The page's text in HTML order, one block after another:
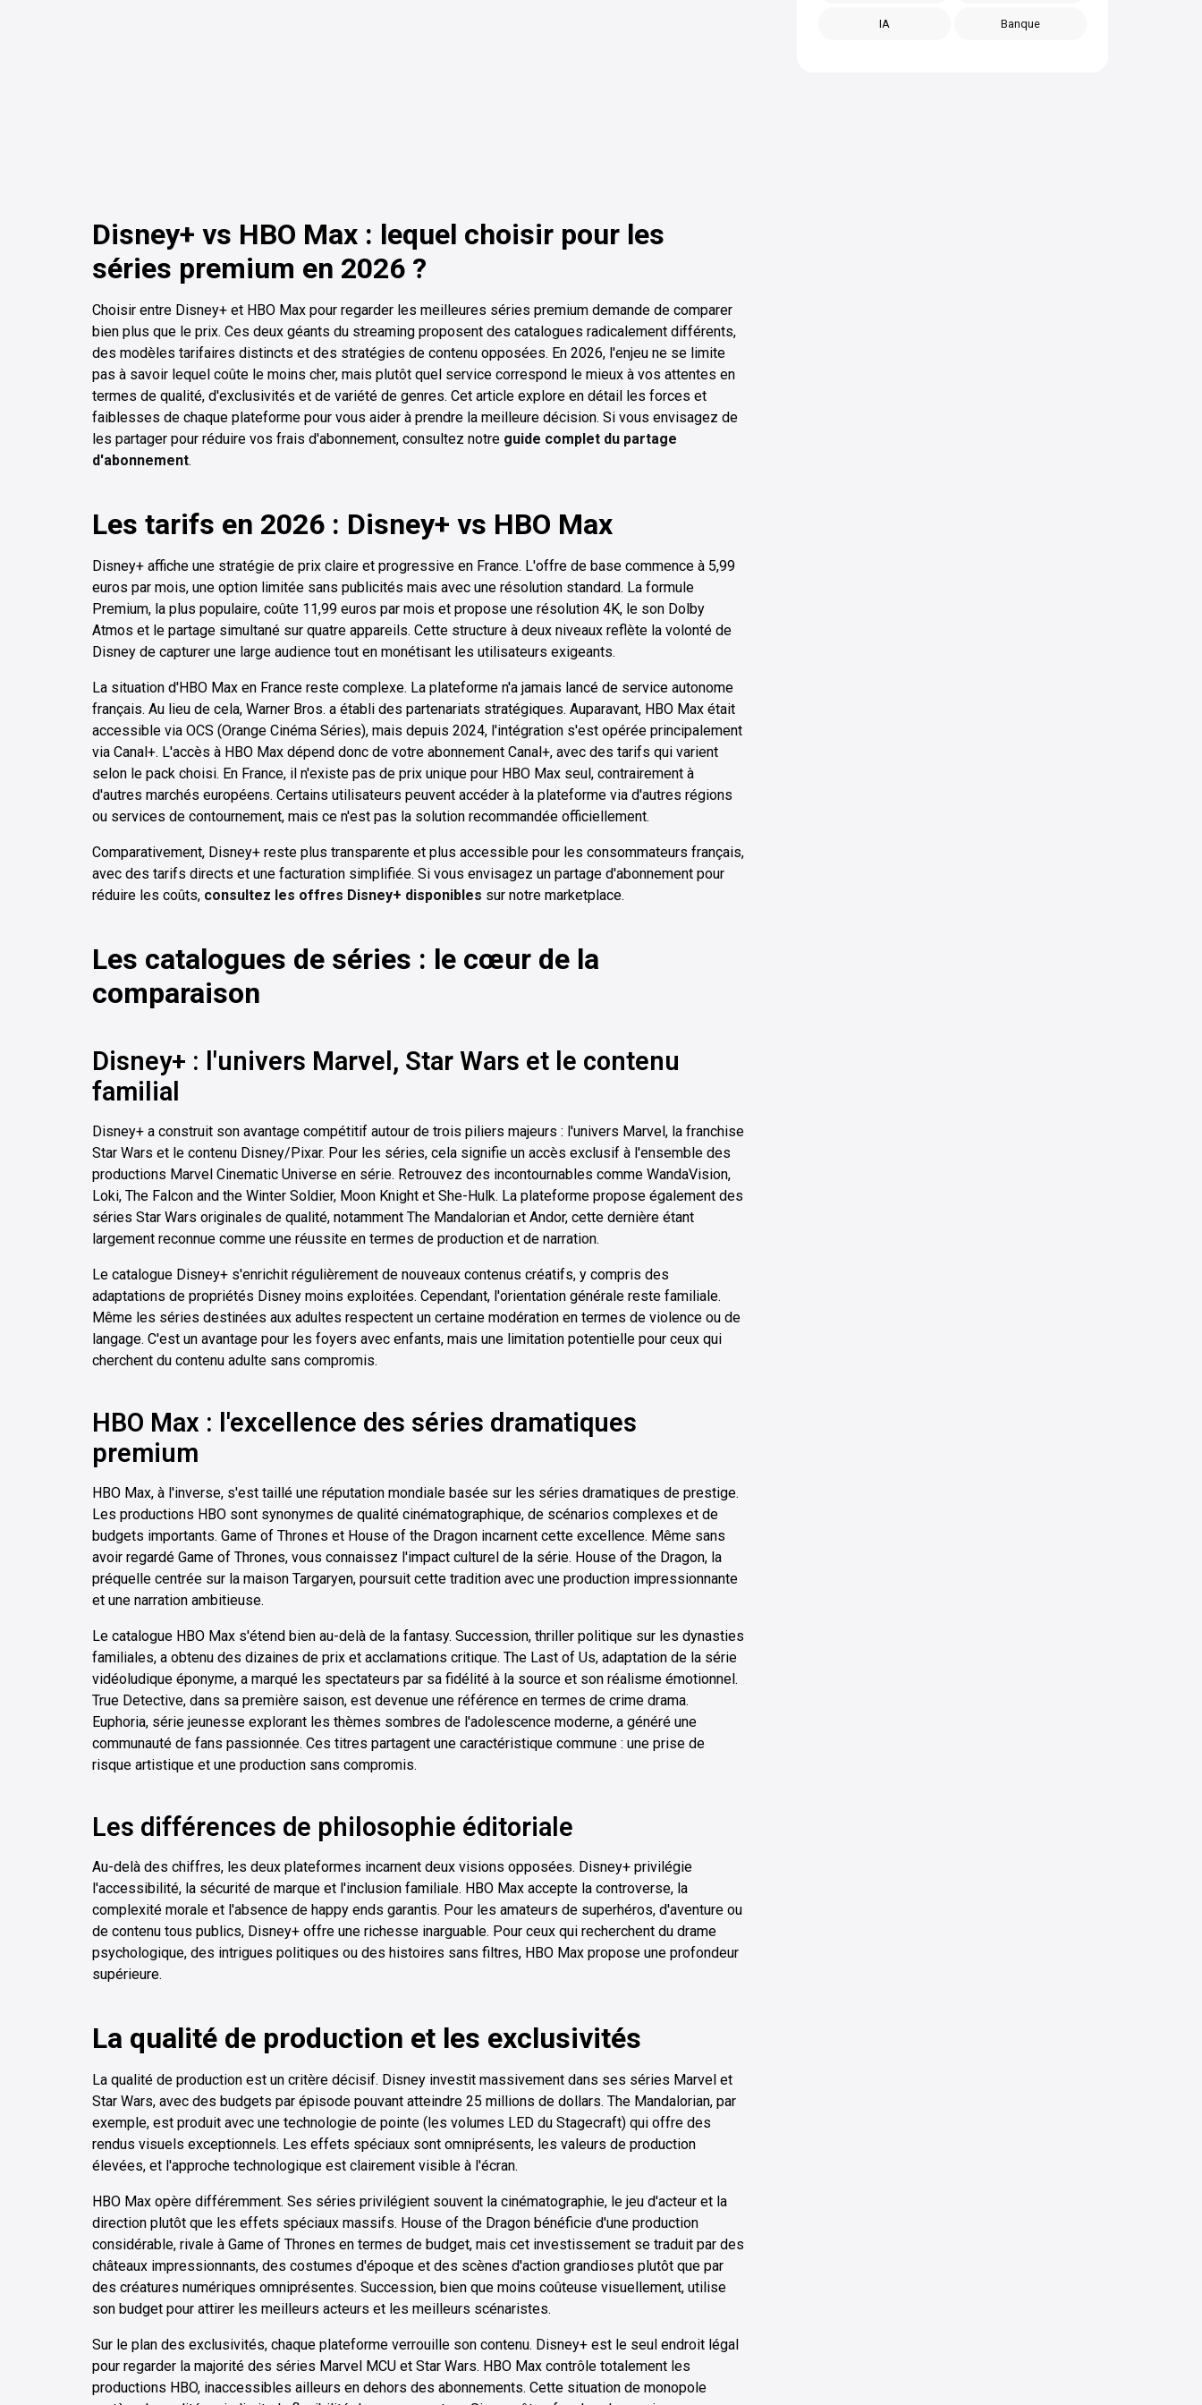
Disney+ vs HBO Max : lequel choisir pour les
séries premium en 2026 ?
Choisir entre Disney+ et HBO Max pour regarder les meilleures séries premium demande de comparer
bien plus que le prix. Ces deux géants du streaming proposent des catalogues radicalement différents,
des modèles tarifaires distincts et des stratégies de contenu opposées. En 2026, l'enjeu ne se limite
pas à savoir lequel coûte le moins cher, mais plutôt quel service correspond le mieux à vos attentes en
termes de qualité, d'exclusivités et de variété de genres. Cet article explore en détail les forces et
faiblesses de chaque plateforme pour vous aider à prendre la meilleure décision. Si vous envisagez de
les partager pour réduire vos frais d'abonnement, consultez notre guide complet du partage
d'abonnement.
Les tarifs en 2026 : Disney+ vs HBO Max
Disney+ affiche une stratégie de prix claire et progressive en France. L'offre de base commence à 5,99
euros par mois, une option limitée sans publicités mais avec une résolution standard. La formule
Premium, la plus populaire, coûte 11,99 euros par mois et propose une résolution 4K, le son Dolby
Atmos et le partage simultané sur quatre appareils. Cette structure à deux niveaux reflète la volonté de
Disney de capturer une large audience tout en monétisant les utilisateurs exigeants.
La situation d'HBO Max en France reste complexe. La plateforme n'a jamais lancé de service autonome
français. Au lieu de cela, Warner Bros. a établi des partenariats stratégiques. Auparavant, HBO Max était
accessible via OCS (Orange Cinéma Séries), mais depuis 2024, l'intégration s'est opérée principalement
via Canal+. L'accès à HBO Max dépend donc de votre abonnement Canal+, avec des tarifs qui varient
selon le pack choisi. En France, il n'existe pas de prix unique pour HBO Max seul, contrairement à
d'autres marchés européens. Certains utilisateurs peuvent accéder à la plateforme via d'autres régions
ou services de contournement, mais ce n'est pas la solution recommandée officiellement.
Comparativement, Disney+ reste plus transparente et plus accessible pour les consommateurs français,
avec des tarifs directs et une facturation simplifiée. Si vous envisagez un partage d'abonnement pour
réduire les coûts, consultez les offres Disney+ disponibles sur notre marketplace.
Les catalogues de séries : le cœur de la
comparaison
Disney+ : l'univers Marvel, Star Wars et le contenu
familial
Disney+ a construit son avantage compétitif autour de trois piliers majeurs : l'univers Marvel, la franchise
Star Wars et le contenu Disney/Pixar. Pour les séries, cela signifie un accès exclusif à l'ensemble des
productions Marvel Cinematic Universe en série. Retrouvez des incontournables comme WandaVision,
Loki, The Falcon and the Winter Soldier, Moon Knight et She-Hulk. La plateforme propose également des
séries Star Wars originales de qualité, notamment The Mandalorian et Andor, cette dernière étant
largement reconnue comme une réussite en termes de production et de narration.
Le catalogue Disney+ s'enrichit régulièrement de nouveaux contenus créatifs, y compris des
adaptations de propriétés Disney moins exploitées. Cependant, l'orientation générale reste familiale.
Même les séries destinées aux adultes respectent un certaine modération en termes de violence ou de
langage. C'est un avantage pour les foyers avec enfants, mais une limitation potentielle pour ceux qui
cherchent du contenu adulte sans compromis.
HBO Max : l'excellence des séries dramatiques
premium
HBO Max, à l'inverse, s'est taillé une réputation mondiale basée sur les séries dramatiques de prestige.
Les productions HBO sont synonymes de qualité cinématographique, de scénarios complexes et de
budgets importants. Game of Thrones et House of the Dragon incarnent cette excellence. Même sans
avoir regardé Game of Thrones, vous connaissez l'impact culturel de la série. House of the Dragon, la
préquelle centrée sur la maison Targaryen, poursuit cette tradition avec une production impressionnante
et une narration ambitieuse.
Le catalogue HBO Max s'étend bien au-delà de la fantasy. Succession, thriller politique sur les dynasties
familiales, a obtenu des dizaines de prix et acclamations critique. The Last of Us, adaptation de la série
vidéoludique éponyme, a marqué les spectateurs par sa fidélité à la source et son réalisme émotionnel.
True Detective, dans sa première saison, est devenue une référence en termes de crime drama.
Euphoria, série jeunesse explorant les thèmes sombres de l'adolescence moderne, a généré une
communauté de fans passionnée. Ces titres partagent une caractéristique commune : une prise de
risque artistique et une production sans compromis.
Les différences de philosophie éditoriale
Au-delà des chiffres, les deux plateformes incarnent deux visions opposées. Disney+ privilégie
l'accessibilité, la sécurité de marque et l'inclusion familiale. HBO Max accepte la controverse, la
complexité morale et l'absence de happy ends garantis. Pour les amateurs de superhéros, d'aventure ou
de contenu tous publics, Disney+ offre une richesse inarguable. Pour ceux qui recherchent du drame
psychologique, des intrigues politiques ou des histoires sans filtres, HBO Max propose une profondeur
supérieure.
La qualité de production et les exclusivités
La qualité de production est un critère décisif. Disney investit massivement dans ses séries Marvel et
Star Wars, avec des budgets par épisode pouvant atteindre 25 millions de dollars. The Mandalorian, par
exemple, est produit avec une technologie de pointe (les volumes LED du Stagecraft) qui offre des
rendus visuels exceptionnels. Les effets spéciaux sont omniprésents, les valeurs de production
élevées, et l'approche technologique est clairement visible à l'écran.
HBO Max opère différemment. Ses séries privilégient souvent la cinématographie, le jeu d'acteur et la
direction plutôt que les effets spéciaux massifs. House of the Dragon bénéficie d'une production
considérable, rivale à Game of Thrones en termes de budget, mais cet investissement se traduit par des
châteaux impressionnants, des costumes d'époque et des scènes d'action grandioses plutôt que par
des créatures numériques omniprésentes. Succession, bien que moins coûteuse visuellement, utilise
son budget pour attirer les meilleurs acteurs et les meilleurs scénaristes.
Sur le plan des exclusivités, chaque plateforme verrouille son contenu. Disney+ est le seul endroit légal
pour regarder la majorité des séries Marvel MCU et Star Wars. HBO Max contrôle totalement les
productions HBO, inaccessibles ailleurs en dehors des abonnements. Cette situation de monopole
IA Banque